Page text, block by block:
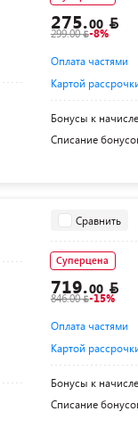
275.00
299.00 -8%
Оплата частями
Картой
Бонусы к
Списание
Сравнить
Суперцена
719.00
846.00 -15%
Оплата частями
Картой
Бонусы к
Списание